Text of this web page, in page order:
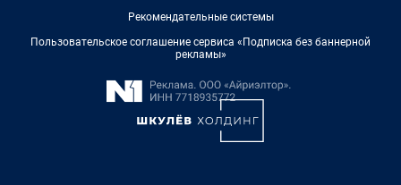
Рекомендательные системы
Пользовательское соглашение сервиса «Подписка без баннерной
рекламы»